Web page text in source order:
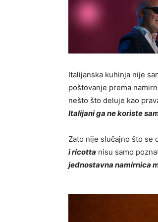
Italijanska kuhinja nije
poštovanje prema
nešto što deluje kao
Italijani ga ne koriste
Zato nije slučajno što se
i ricotta nisu samo
jednostavna namirnica